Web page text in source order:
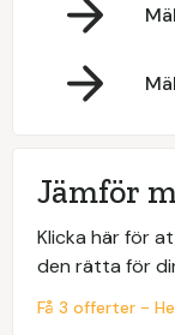
Jämför
Klicka här för
den rätta för
Få 3 offerter -